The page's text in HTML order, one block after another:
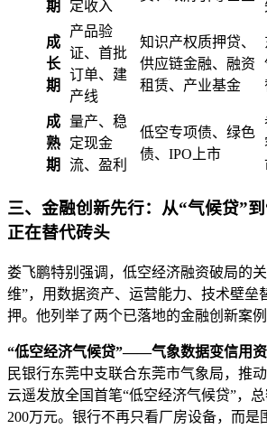
期 定收入
成
长
期
产品验
证、首批
订单、建
产线
知识产权质押贷、
供应链金融、融资
租赁、产业基金
成
熟
期
量产、稳
定现金
流、盈利
低空专项债、绿色
债、IPO上市
三、金融创新先行：从“气候贷”
正在替代砖头
娄飞鹏特别强调，低空经济融资破局的
维”，用数据资产、运营能力、技术壁垒
押。他列举了两个已落地的金融创新案例
“低空经济气候贷”——气象数据变信用资
民银行东莞中支联合东莞市气象局，推
云遥发放全国首笔“低空经济气候贷”，
200万元。银行不再只看厂房设备，而是